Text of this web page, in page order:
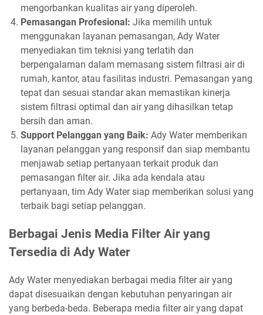
mengorbankan kualitas air yang diperoleh.
Pemasangan Profesional: Jika memilih untuk
menggunakan layanan pemasangan, Ady Water
menyediakan tim teknisi yang terlatih dan
berpengalaman dalam memasang sistem filtrasi air di
rumah, kantor, atau fasilitas industri. Pemasangan yang
tepat dan sesuai standar akan memastikan kinerja
sistem filtrasi optimal dan air yang dihasilkan tetap
bersih dan aman.
Support Pelanggan yang Baik: Ady Water memberikan
layanan pelanggan yang responsif dan siap membantu
menjawab setiap pertanyaan terkait produk dan
pemasangan filter air. Jika ada kendala atau
pertanyaan, tim Ady Water siap memberikan solusi yang
terbaik bagi setiap pelanggan.
Berbagai Jenis Media Filter Air yang
Tersedia di Ady Water
Ady Water menyediakan berbagai media filter air yang
dapat disesuaikan dengan kebutuhan penyaringan air
yang berbeda-beda. Beberapa media filter air yang dapat